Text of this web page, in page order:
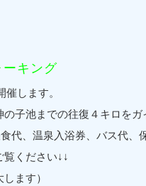
キング
します。
子池までの往復４キロをガ
、温泉入浴券、バス代、
ください↓↓
ます）